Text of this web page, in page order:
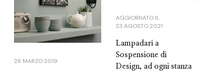
26 MARZO 2019
AGGIORNATO IL
23 AGOSTO 2021
Lampadari a
Sospensione di
Design, ad ogni stanza